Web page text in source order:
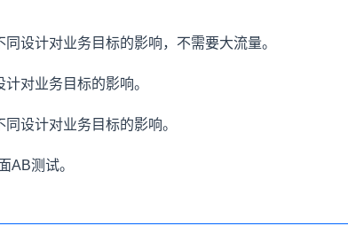
设计对业务目标的影响，不需要大流量。
对业务目标的影响。
设计对业务目标的影响。
AB测试。